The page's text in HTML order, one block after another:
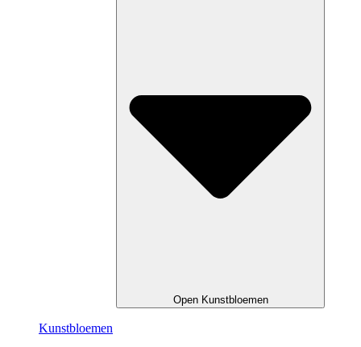
Open Kunstbloemen
Kunstbloemen